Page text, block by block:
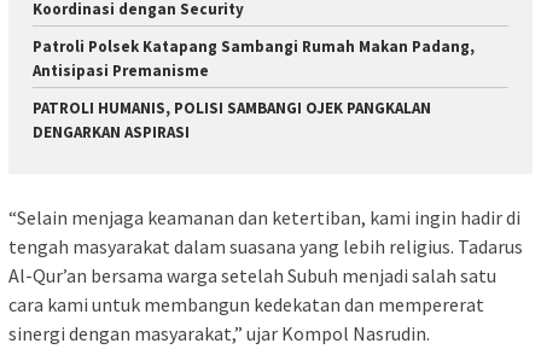
Koordinasi dengan Security
‎Patroli Polsek Katapang Sambangi Rumah Makan Padang,
Antisipasi Premanisme
‎PATROLI HUMANIS, POLISI SAMBANGI OJEK PANGKALAN
DENGARKAN ASPIRASI
“Selain menjaga keamanan dan ketertiban, kami ingin hadir di
tengah masyarakat dalam suasana yang lebih religius. Tadarus
Al-Qur’an bersama warga setelah Subuh menjadi salah satu
cara kami untuk membangun kedekatan dan mempererat
sinergi dengan masyarakat,” ujar Kompol Nasrudin.